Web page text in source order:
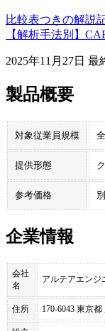
比較表つきの解説
【解析手法別】
2025年11月27日 最
製品概要
対象従業員規模
提供形態
参考価格
企業情報
会社
名
アルテアエンジ
住所 170-6043 東京